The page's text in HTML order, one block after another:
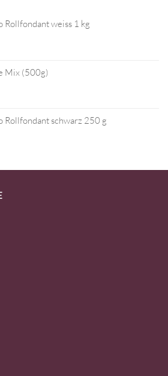
Rollfondant weiss 1 kg
Mix (500g)
Rollfondant schwarz 250 g